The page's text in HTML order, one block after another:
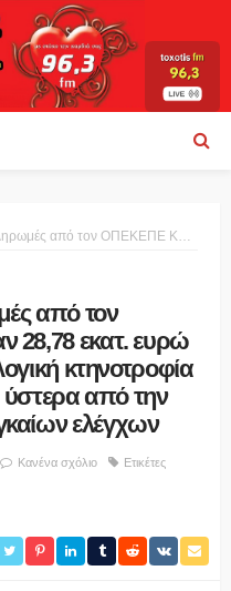
δικαιούχους για βιολογική κτηνοτροφία και μελισσοκομία 2024, ύστερα από την ολοκλήρωση των αναγκαίων ελέγχων
από τον
28,78 εκατ. ευρώ
κτηνοτροφία
ύστερα από την
ελέγχων
Κανένα σχόλιο Ετικέτες